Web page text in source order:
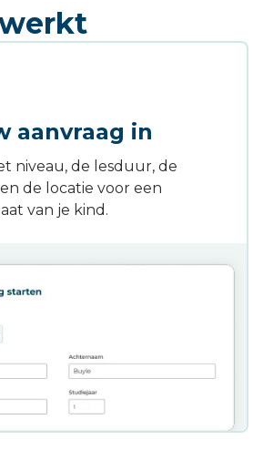
aanvraag in
niveau, de lesduur, de
de locatie voor een
van je kind.